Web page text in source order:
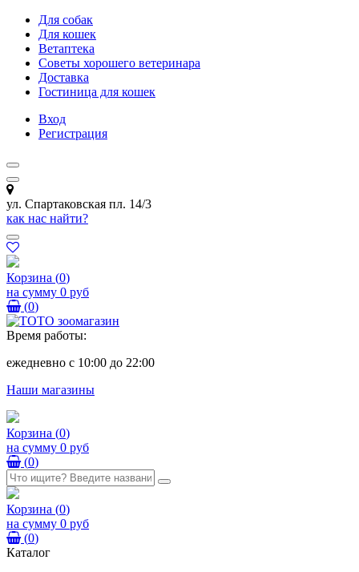
Для собак
Для кошек
Ветаптека
Советы хорошего ветеринара
Доставка
Гостиница для кошек
Вход
Регистрация
ул. Спартаковская пл. 14/3
как нас найти?
Корзина (0)
на сумму 0 руб
(0)
Время работы:
ежедневно с 10:00 до 22:00
Наши магазины
Корзина (0)
на сумму 0 руб
(0)
Корзина (0)
на сумму 0 руб
(0)
Каталог